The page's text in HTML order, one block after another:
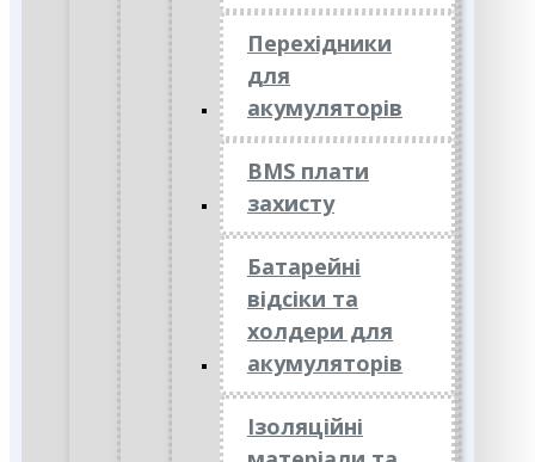
Перехідники
для
акумуляторів
BMS плати
захисту
Батарейні
відсіки та
холдери для
акумуляторів
Ізоляційні